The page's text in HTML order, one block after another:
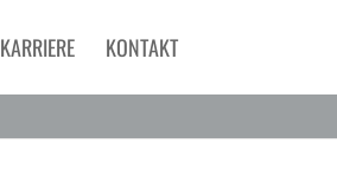
KARRIERE KONTAKT